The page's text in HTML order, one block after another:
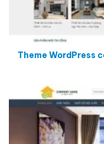
Theme WordPress